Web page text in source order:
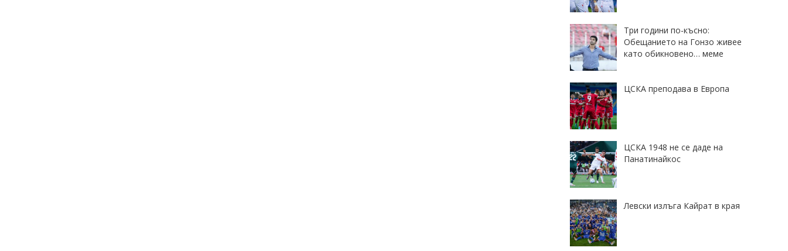
Три години по-късно:
Обещанието на Гонзо живее
като обикновено… меме
ЦСКА преподава в Европа
ЦСКА 1948 не се даде на
Панатинайкос
Левски излъга Кайрат в края